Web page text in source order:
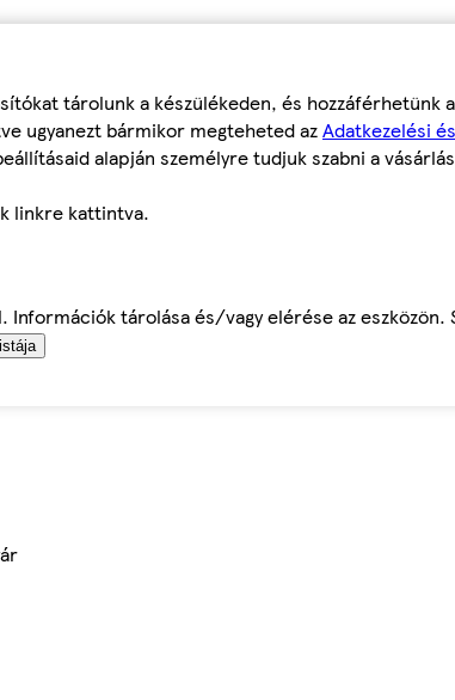
tárolunk a készülékeden, és hozzáférhetünk
ugyanezt bármikor megteheted azAdatkezelési
alapján személyre tudjuk szabni a
linkre kattintva.
tárolása és/vagy elérése az